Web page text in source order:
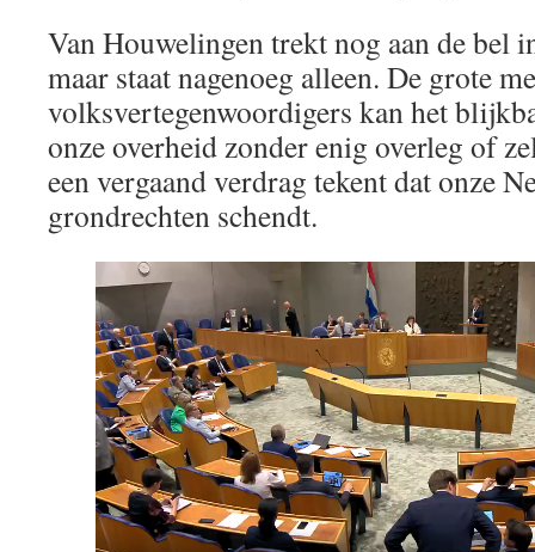
Van Houwelingen trekt nog aan de bel
maar staat nagenoeg alleen. De grote
volksvertegenwoordigers kan het
onze overheid zonder enig overleg of
een vergaand verdrag tekent dat onze
grondrechten schendt.